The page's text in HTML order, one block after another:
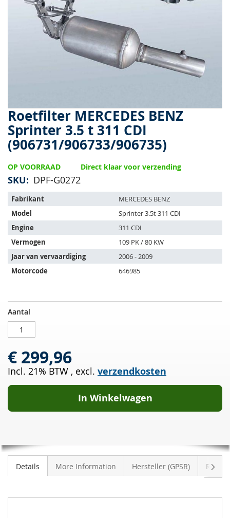
Roetfilter MERCEDES BENZ
Sprinter 3.5 t 311 CDI
(906731/906733/906735)
OP VOORRAAD
SKU DPF-G0272
Direct klaar voor verzending
Het
artikel
past
op
de
volgende
voertuigen:
Fabrikant
MERCEDES BENZ
Model
Sprinter 3.5t 311 CDI
Engine
311 CDI
Vermogen
109 PK / 80 KW
Jaar van vervaardiging
2006 - 2009
Motorcode
646985
Roetfilter
MERCEDES
BENZ
3.5
t
311
CDI
(906731/906733/906735)
OP
VOORRAAD
Aantal
€ 299,96
Incl. 21% BTW , excl. verzendkosten
In Winkelwagen
afbeeldingen-
Ga
naar
het
begin
van
de
afbeeldingen-
gallerij
Details More Information Hersteller (GPSR)